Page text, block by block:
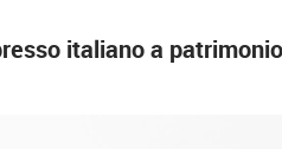
italiano a